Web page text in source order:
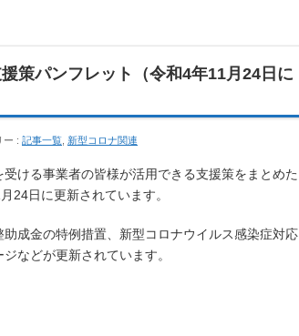
策パンフレット（令和4年11月24日に
ー : 記事一覧 新型コロナ関連
ける事業者の皆様が活用できる支援策をまとめた
24日に更新されています。
成金の特例措置、新型コロナウイルス感染症対応
などが更新されています。